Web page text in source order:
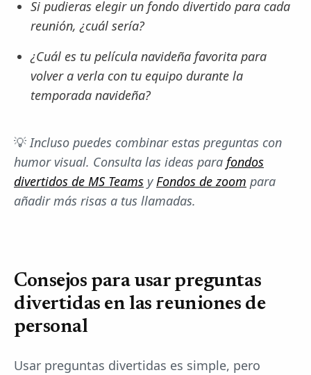
Si pudieras elegir un fondo divertido para cada
reunión, ¿cuál sería?
¿Cuál es tu película navideña favorita para
volver a verla con tu equipo durante la
temporada navideña?
💡Incluso puedes combinar estas preguntas con
humor visual. Consulta las ideas para fondos
divertidos de MS Teams yFondos de zoom para
añadir más risas a tus llamadas.
Consejos para usar preguntas
divertidas en las reuniones de
personal
Usar preguntas divertidas es simple, pero